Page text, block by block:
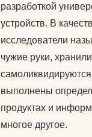
разработкой
устройств. В
исследователи
чужие руки,
выполнены
продуктах и
многое другое.